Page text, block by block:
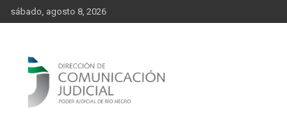
content
Skip
to
sábado, agosto 8, 2026